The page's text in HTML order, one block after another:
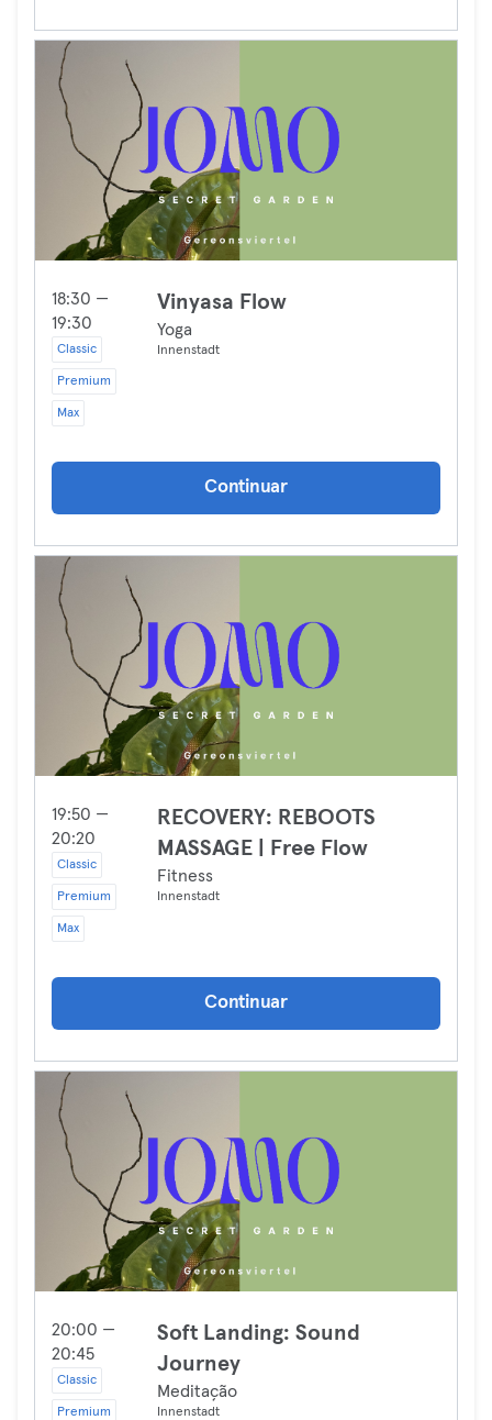
18:30 —
19:30
Classic
Premium
Max
Vinyasa Flow
Yoga
Innenstadt
Continuar
19:50 —
20:20
Classic
Premium
Max
RECOVERY: REBOOTS
MASSAGE | Free Flow
Fitness
Innenstadt
Continuar
20:00 —
20:45
Classic
Premium
Soft Landing: Sound
Journey
Meditação
Innenstadt